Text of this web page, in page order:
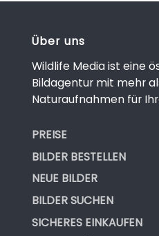
Über uns
Wildlife Media ist eine
Bildagentur mit mehr
Naturaufnahmen für
PREISE
BILDER BESTELLEN
NEUE BILDER
BILDER SUCHEN
SICHERES EINKAUFEN